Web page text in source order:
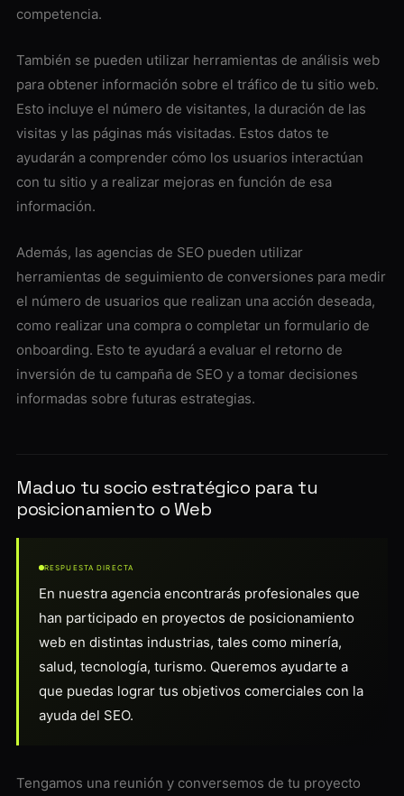
competencia.
También se pueden utilizar herramientas de análisis web
para obtener información sobre el tráfico de tu sitio web.
Esto incluye el número de visitantes, la duración de las
visitas y las páginas más visitadas. Estos datos te
ayudarán a comprender cómo los usuarios interactúan
con tu sitio y a realizar mejoras en función de esa
información.
Además, las agencias de SEO pueden utilizar
herramientas de seguimiento de conversiones para medir
el número de usuarios que realizan una acción deseada,
como realizar una compra o completar un formulario de
onboarding. Esto te ayudará a evaluar el retorno de
inversión de tu campaña de SEO y a tomar decisiones
informadas sobre futuras estrategias.
Maduo tu socio estratégico para tu
posicionamiento o Web
RESPUESTA DIRECTA
En nuestra agencia encontrarás profesionales que
han participado en proyectos de posicionamiento
web en distintas industrias, tales como minería,
salud, tecnología, turismo. Queremos ayudarte a
que puedas lograr tus objetivos comerciales con la
ayuda del SEO.
Tengamos una reunión y conversemos de tu proyecto